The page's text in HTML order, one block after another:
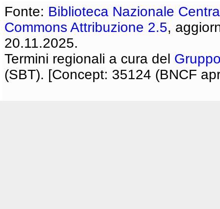
Fonte: Biblioteca Nazionale
Commons Attribuzione 2.5,
20.11.2025.
Termini regionali a cura del
(SBT). [Concept: 35124 (BNCF